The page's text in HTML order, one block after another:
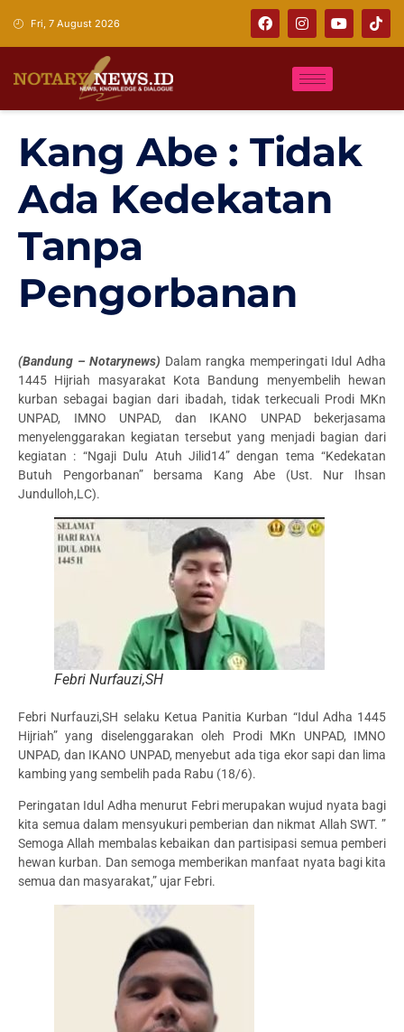
Fri, 7 August 2026
Kang Abe : Tidak
Ada Kedekatan
Tanpa
Pengorbanan
(Bandung – Notarynews) Dalam rangka memperingati Idul Adha
1445 Hijriah masyarakat Kota Bandung menyembelih hewan
kurban sebagai bagian dari ibadah, tidak terkecuali Prodi MKn
UNPAD, IMNO UNPAD, dan IKANO UNPAD bekerjasama
menyelenggarakan kegiatan tersebut yang menjadi bagian dari
kegiatan : “Ngaji Dulu Atuh Jilid14” dengan tema “Kedekatan
Butuh Pengorbanan” bersama Kang Abe (Ust. Nur Ihsan
Jundulloh,LC).
Febri Nurfauzi,SH
Febri Nurfauzi,SH selaku Ketua Panitia Kurban “Idul Adha 1445
Hijriah” yang diselenggarakan oleh Prodi MKn UNPAD, IMNO
UNPAD, dan IKANO UNPAD, menyebut ada tiga ekor sapi dan lima
kambing yang sembelih pada Rabu (18/6).
Peringatan Idul Adha menurut Febri merupakan wujud nyata bagi
kita semua dalam mensyukuri pemberian dan nikmat Allah SWT. ”
Semoga Allah membalas kebaikan dan partisipasi semua pemberi
hewan kurban. Dan semoga memberikan manfaat nyata bagi kita
semua dan masyarakat,” ujar Febri.